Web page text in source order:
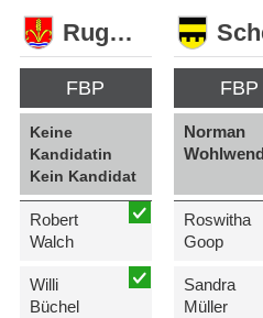
Ruggell
FBP
Keine
Kandidatin
Kein Kandidat
Robert
Walch
Willi
Büchel
FBP
Norman
Wohlwend
Roswitha
Goop
Sandra
Müller